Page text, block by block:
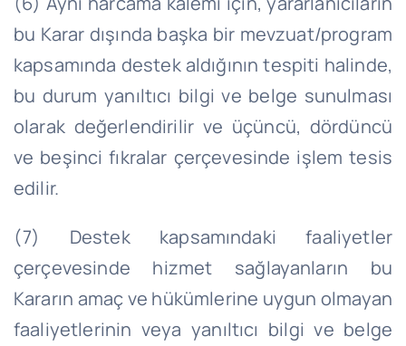
bu Karar dışında başka bir mevzuat/program
kapsamında destek aldığının tespiti halinde,
bu durum yanıltıcı bilgi ve belge sunulması
olarak değerlendirilir ve üçüncü, dördüncü
ve beşinci fıkralar çerçevesinde işlem tesis
edilir.
(7) Destek kapsamındaki faaliyetler
çerçevesinde hizmet sağlayanların bu
Kararın amaç ve hükümlerine uygun olmayan
faaliyetlerinin veya yanıltıcı bilgi ve belge